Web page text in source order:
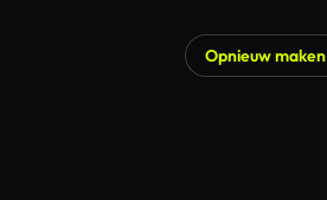
Opnieuw maken